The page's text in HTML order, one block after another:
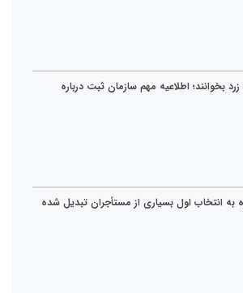
بخوانند؛ اطلاعیه مهم سازمان ثبت درباره
به انتخاب اول بسیاری از مستأجران تبدیل شده